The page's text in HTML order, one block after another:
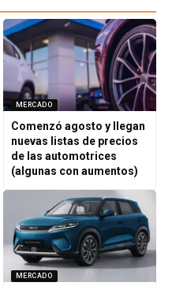
MERCADO
Comenzó agosto y llegan
nuevas listas de precios
de las automotrices
(algunas con aumentos)
MERCADO